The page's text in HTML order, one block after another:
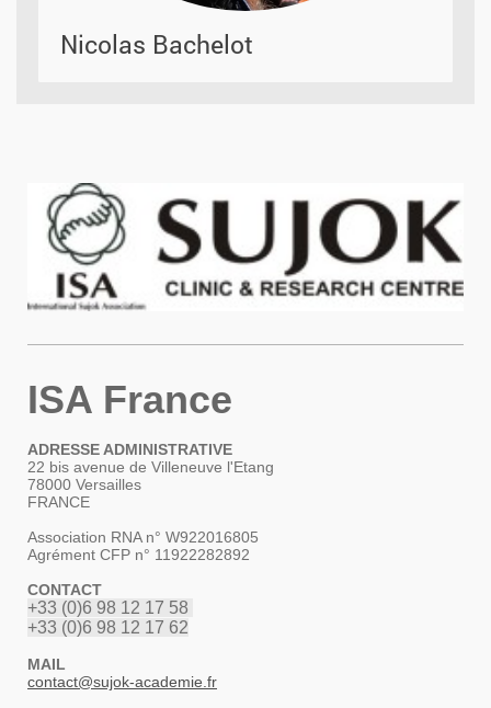
Nicolas Bachelot
ISA France
ADRESSE ADMINISTRATIVE
22 bis avenue de Villeneuve l'Etang
78000 Versailles
FRANCE
Association RNA n° W922016805
Agrément CFP n° 11922282892
CONTACT
+33 (0)6 98 12 17 58
+33 (0)6 98 12 17 62
MAIL
contact@sujok-academie.fr